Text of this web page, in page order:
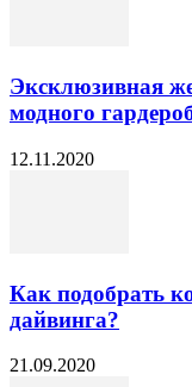
Эксклюзивная
модного
12.11.2020
Как подобрать
дайвинга?
21.09.2020